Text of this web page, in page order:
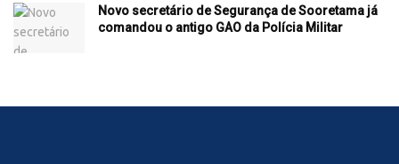
Novo secretário de Segurança de Sooretama já
comandou o antigo GAO da Polícia Militar